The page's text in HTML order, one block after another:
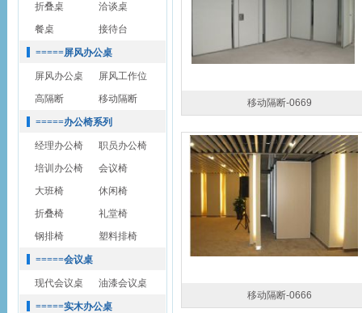
折叠桌
洽谈桌
餐桌
接待台
=====屏风办公桌
屏风办公桌
屏风工作位
高隔断
移动隔断
=====办公椅系列
经理办公椅
职员办公椅
培训办公椅
会议椅
大班椅
休闲椅
折叠椅
礼堂椅
钢排椅
塑料排椅
=====会议桌
现代会议桌 油漆会议桌
=====实木办公桌
移动隔断-0669
移动隔断-0666